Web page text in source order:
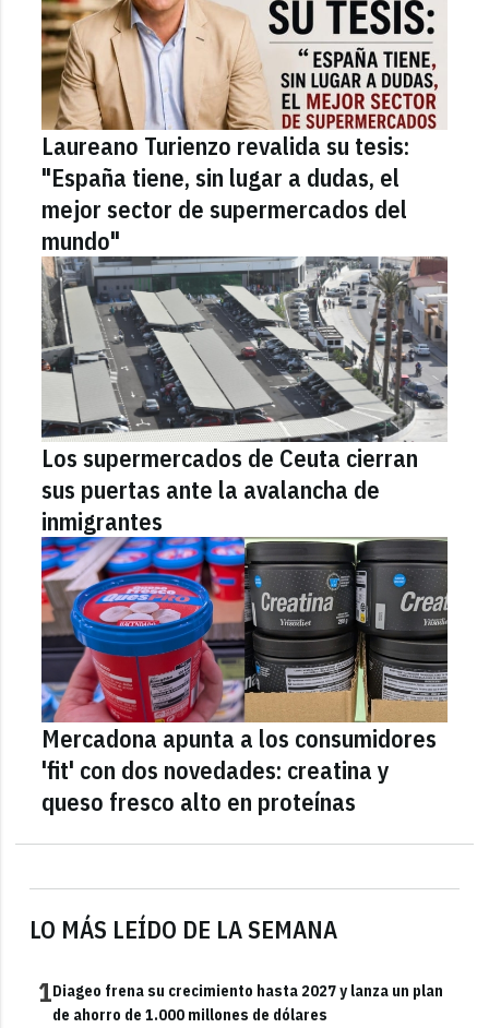
LO MÁS LEÍDO DE LA SEMANA
1Diageo frena su crecimiento hasta 2027 y lanza un plan
de ahorro de 1.000 millones de dólares
Laureano Turienzo revalida su tesis:
"España tiene, sin lugar a dudas, el
mejor sector de supermercados del
mundo"
Los supermercados de Ceuta cierran
sus puertas ante la avalancha de
inmigrantes
Mercadona apunta a los consumidores
'fit' con dos novedades: creatina y
queso fresco alto en proteínas